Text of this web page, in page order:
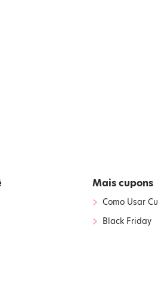
Mais cupons
› Como Usar
› Black Friday